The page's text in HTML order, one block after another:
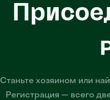
Станьте хозяином или
Регистрация — всего